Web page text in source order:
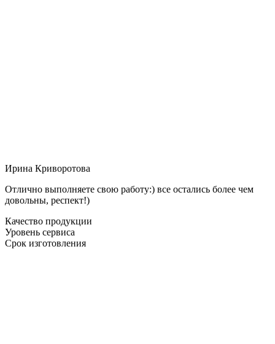
Ирина Криворотова
Отлично выполняете свою работу:) все остались более чем
довольны, респект!)
Качество продукции
Уровень сервиса
Срок изготовления